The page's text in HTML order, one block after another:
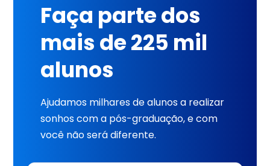
Faça parte dos
mais de 225 mil
alunos
Ajudamos milhares de alunos a realizar
sonhos com a pós-graduação, e com
você não será diferente.